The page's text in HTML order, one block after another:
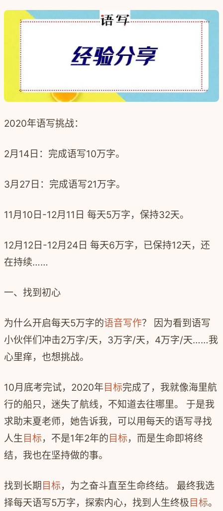
2020年语写挑战：
2月14日：完成语写10万字。
3月27日：完成语写21万字。
11月10日-12月11日 每天5万字，保持32天。
12月12日-12月24日 每天6万字，已保持12天，还
在持续……
一、找到初心
为什么开启每天5万字的语音写作？ 因为看到语写
小伙伴们冲击2万字/天，3万字/天，4万字/天……我
心里痒，也想挑战。
10月底考完试，2020年 目标完成了，我就像海里航
行的船只，迷失了航线，不知道去往哪里。 于是我
求助末夏老师，她告诉我，可以用每天的语写寻找
人生 目标，不是1年2年的 目标，而是生命即将终
结，我也在坚持做的事。
找到长期 目标，为之奋斗直至生命终结。 最终我选
择每天语写5万字，探索内心，找到人生终极 目标。